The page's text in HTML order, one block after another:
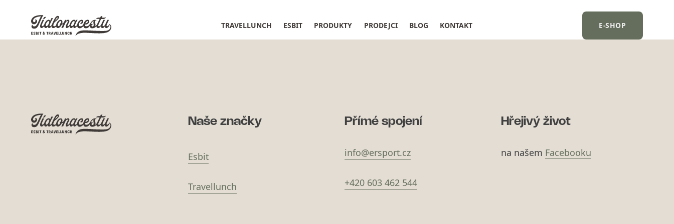
TRAVELLUNCH ESBIT PRODUKTY PRODEJCI BLOG KONTAKT E-SHOP
Naše značky
Esbit
Travellunch
Přímé spojení
info@ersport.cz
+420 603 462 544
Hřejivý život
na našem Facebooku